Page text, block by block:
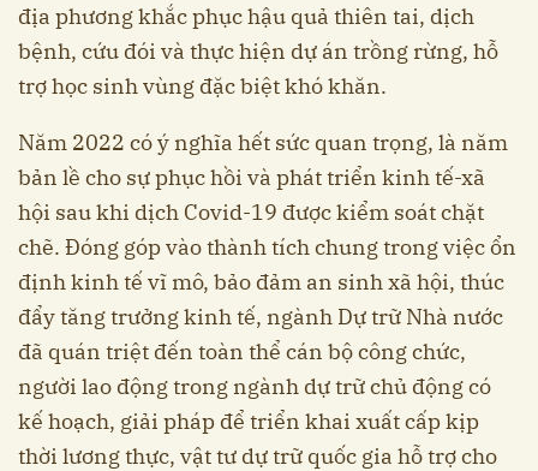
địa phương khắc phục hậu quả thiên tai, dịch
bệnh, cứu đói và thực hiện dự án trồng rừng, hỗ
trợ học sinh vùng đặc biệt khó khăn.
Năm 2022 có ý nghĩa hết sức quan trọng, là năm
bản lề cho sự phục hồi và phát triển kinh tế-xã
hội sau khi dịch Covid-19 được kiểm soát chặt
chẽ. Đóng góp vào thành tích chung trong việc ổn
định kinh tế vĩ mô, bảo đảm an sinh xã hội, thúc
đẩy tăng trưởng kinh tế, ngành Dự trữ Nhà nước
đã quán triệt đến toàn thể cán bộ công chức,
người lao động trong ngành dự trữ chủ động có
kế hoạch, giải pháp để triển khai xuất cấp kịp
thời lương thực, vật tư dự trữ quốc gia hỗ trợ cho